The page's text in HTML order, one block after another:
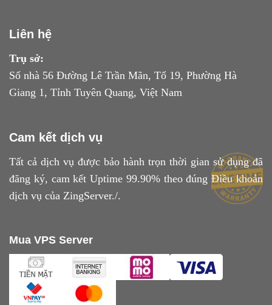
Liên hệ
Trụ sở:
Số nhà 56 Đường Lê Trần Mãn, Tổ 19, Phường Hà
Giang 1, Tỉnh Tuyên Quang, Việt Nam
Cam kết dịch vụ
Tất cả dịch vụ được bảo hành trọn thời gian sử dụng đã
đăng ký, cam kết Uptime 99.90% theo đúngĐiều khoản
dịch vụ của ZingServer./.
Mua VPS Server